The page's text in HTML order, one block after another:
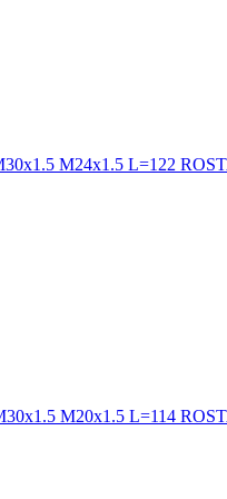
M24x1.5 L=122
M20x1.5 L=114